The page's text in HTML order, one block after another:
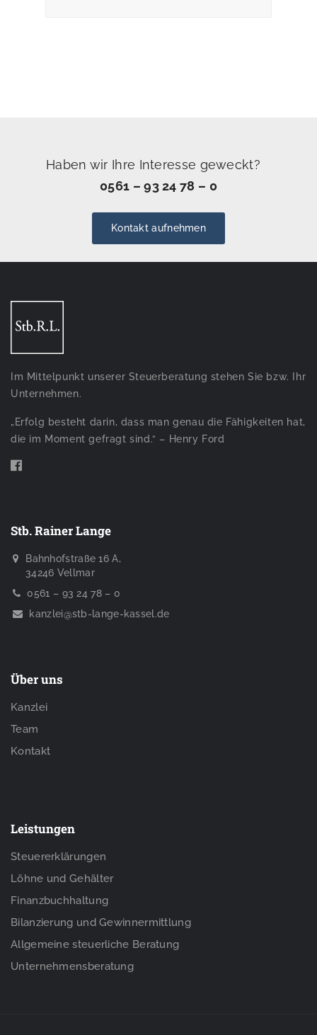
Haben wir Ihre Interesse geweckt?
0561 – 93 24 78 – 0
Kontakt aufnehmen
Im Mittelpunkt unserer Steuerberatung stehen Sie bzw. Ihr
Unternehmen.
„Erfolg besteht darin, dass man genau die Fähigkeiten hat,
die im Moment gefragt sind.“ – Henry Ford
Stb. Rainer Lange
Bahnhofstraße 16 A,
34246 Vellmar
0561 – 93 24 78 – 0
kanzlei@stb-lange-kassel.de
Über uns
Kanzlei
Team
Kontakt
Leistungen
Steuererklärungen
Löhne und Gehälter
Finanzbuchhaltung
Bilanzierung und Gewinnermittlung
Allgemeine steuerliche Beratung
Unternehmensberatung